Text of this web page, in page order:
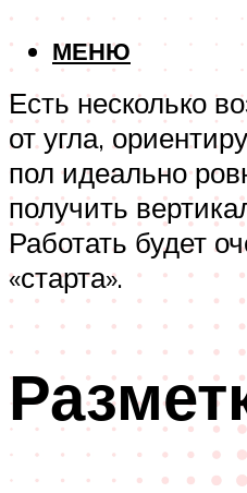
МЕНЮ
Есть несколько
от угла,
пол идеально
получить
Работать будет
«старта».